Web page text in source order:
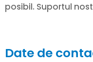
posibil. Suportul
Date de